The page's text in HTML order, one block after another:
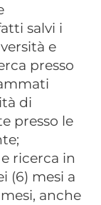
salvi i
e
presso
di
presso le
ricerca in
(6) mesi a
anche